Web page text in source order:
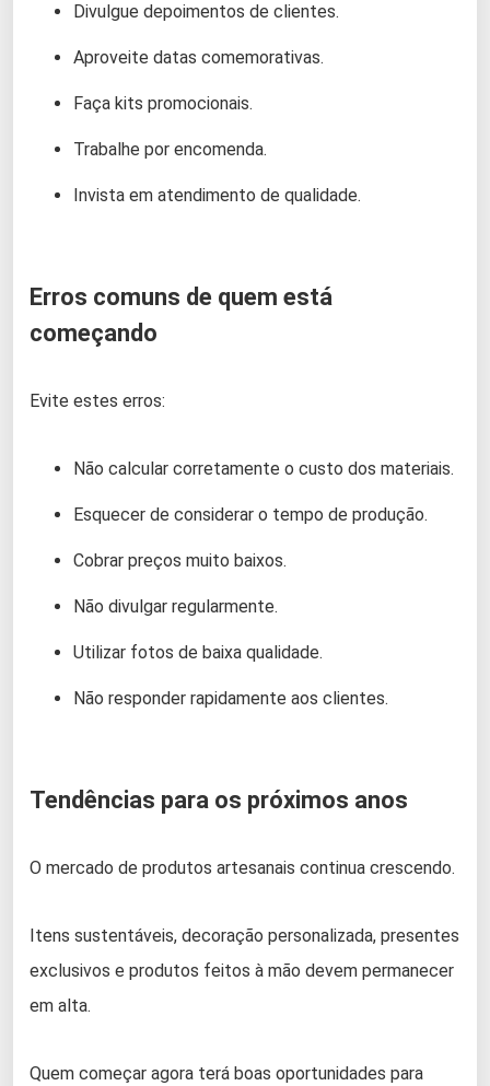
Divulgue depoimentos de clientes.
Aproveite datas comemorativas.
Faça kits promocionais.
Trabalhe por encomenda.
Invista em atendimento de qualidade.
Erros comuns de quem está
começando
Evite estes erros:
Não calcular corretamente o custo dos materiais.
Esquecer de considerar o tempo de produção.
Cobrar preços muito baixos.
Não divulgar regularmente.
Utilizar fotos de baixa qualidade.
Não responder rapidamente aos clientes.
Tendências para os próximos anos
O mercado de produtos artesanais continua crescendo.
Itens sustentáveis, decoração personalizada, presentes
exclusivos e produtos feitos à mão devem permanecer
em alta.
Quem começar agora terá boas oportunidades para